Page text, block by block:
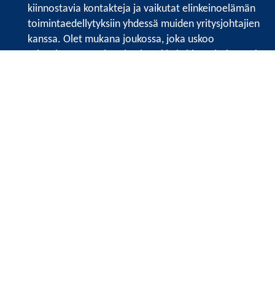
kiinnostavia kontakteja ja vaikutat elinkeinoelämän
toimintaedellytyksiin yhdessä muiden yritysjohtajien
kanssa. Olet mukana joukossa, joka uskoo